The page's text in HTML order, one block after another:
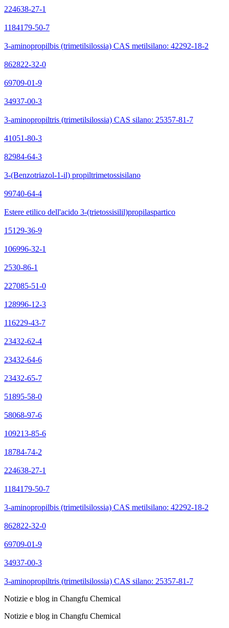
224638-27-1
1184179-50-7
3-aminopropilbis (trimetilsilossia) CAS metilsilano: 42292-18-2
862822-32-0
69709-01-9
34937-00-3
3-aminopropiltris (trimetilsilossia) CAS silano: 25357-81-7
41051-80-3
82984-64-3
3-(Benzotriazol-1-il) propiltrimetossisilano
99740-64-4
Estere etilico dell'acido 3-(trietossisilil)propilaspartico
15129-36-9
106996-32-1
2530-86-1
227085-51-0
128996-12-3
116229-43-7
23432-62-4
23432-64-6
23432-65-7
51895-58-0
58068-97-6
109213-85-6
18784-74-2
224638-27-1
1184179-50-7
3-aminopropilbis (trimetilsilossia) CAS metilsilano: 42292-18-2
862822-32-0
69709-01-9
34937-00-3
3-aminopropiltris (trimetilsilossia) CAS silano: 25357-81-7
Notizie e blog in Changfu Chemical
Notizie e blog in Changfu Chemical